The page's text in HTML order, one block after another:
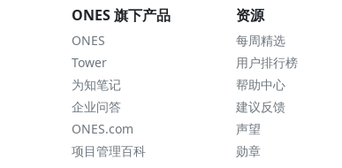
ONES 旗下产品
ONES
Tower
为知笔记
企业问答
ONES.com
项目管理百科
资源
每周精选
用户排行榜
帮助中心
建议反馈
声望
勋章